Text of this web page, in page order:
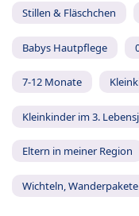
Stillen & Fläschchen
Babys Hautpflege
7-12 Monate
Kleinkinder im 3.
Eltern in meiner Region
Wichteln,